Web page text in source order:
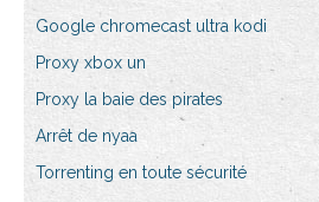
Google chromecast ultra kodi
Proxy xbox un
Proxy la baie des pirates
Arrêt de nyaa
Torrenting en toute sécurité